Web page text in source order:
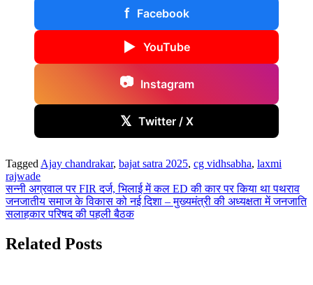
f Facebook
▶ YouTube
📷 Instagram
𝕏 Twitter / X
Tagged Ajay chandrakar, bajat satra 2025, cg vidhsabha, laxmi
rajwade
Post
navigation
सन्नी अग्रवाल पर FIR दर्ज, भिलाई में कल ED की कार पर किया था पथराव
जनजातीय समाज के विकास को नई दिशा – मुख्यमंत्री की अध्यक्षता में जनजाति
सलाहकार परिषद की पहली बैठक
Related Posts